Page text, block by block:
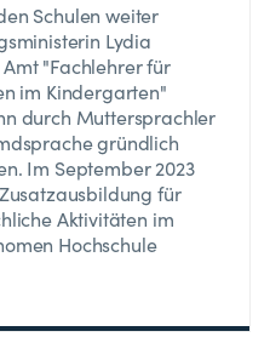
Schulen weiter
Lydia
"Fachlehrer für
im Kindergarten"
durch Muttersprachler
gründlich
Im September 2023
für
Aktivitäten im
Hochschule